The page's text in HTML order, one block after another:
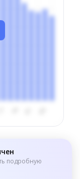
подробную